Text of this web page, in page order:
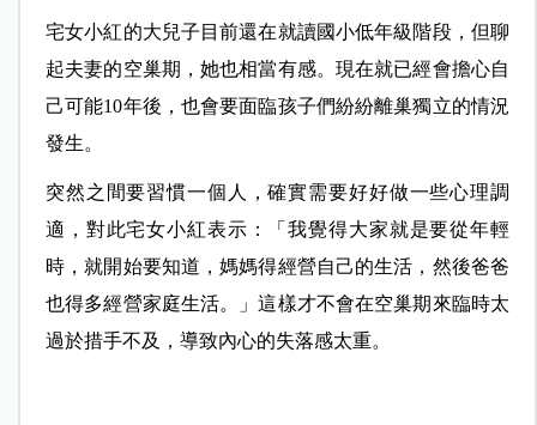
宅女小紅的大兒子目前還在就讀國小低年級階段，但聊
起夫妻的空巢期，她也相當有感。現在就已經會擔心自
己可能10年後，也會要面臨孩子們紛紛離巢獨立的情況
發生。
突然之間要習慣一個人，確實需要好好做一些心理調
適，對此宅女小紅表示：「我覺得大家就是要從年輕
時，就開始要知道，媽媽得經營自己的生活，然後爸爸
也得多經營家庭生活。」這樣才不會在空巢期來臨時太
過於措手不及，導致內心的失落感太重。